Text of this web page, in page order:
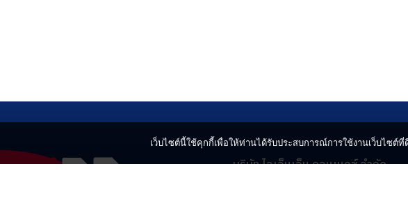
บริษัท ไอเอ็นเอ็น คอนเนกซ์ จำกัด
เว็บไซต์นี้ใช้คุกกี้เพื่อให้ท่านได้รับประสบการณ์การใช้งานเว็บไซต์ที่